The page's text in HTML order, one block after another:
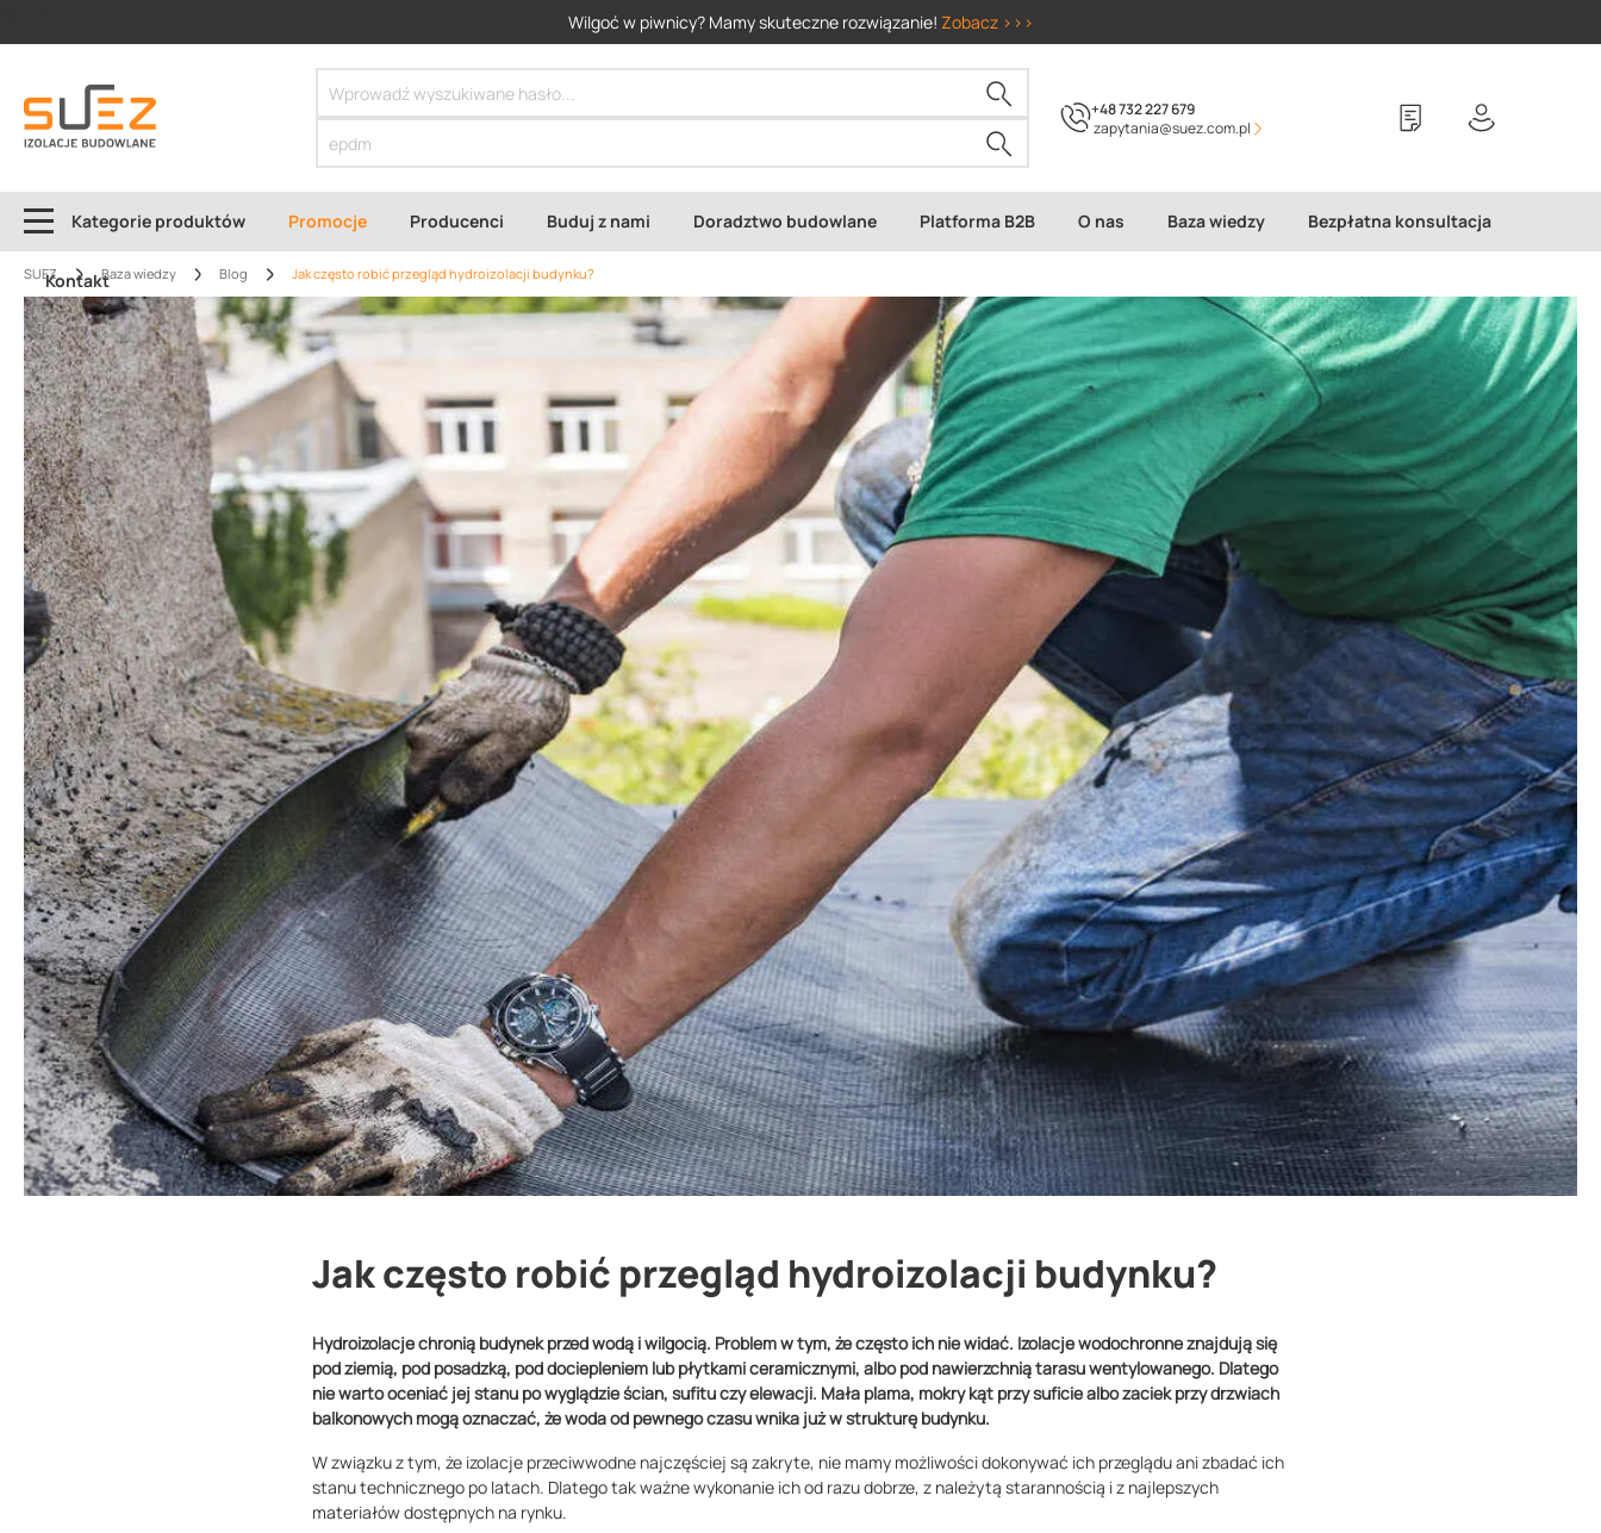
Wilgoć w piwnicy? Mamy skuteczne rozwiązanie! Zobacz >>>
+48 732 227 679
zapytania@suez.com.pl
Kategorie produktów Promocje Producenci Buduj z nami Doradztwo budowlane Platforma B2B O nas Baza wiedzy Bezpłatna konsultacja
Kontakt
SUEZ Baza wiedzy Blog Jak często robić przegląd hydroizolacji budynku?
Jak często robić przegląd hydroizolacji budynku?
Hydroizolacje chronią budynek przed wodą i wilgocią. Problem w tym, że często ich nie widać. Izolacje wodochronne znajdują się
pod ziemią, pod posadzką, pod dociepleniem lub płytkami ceramicznymi, albo pod nawierzchnią tarasu wentylowanego. Dlatego
nie warto oceniać jej stanu po wyglądzie ścian, sufitu czy elewacji. Mała plama, mokry kąt przy suficie albo zaciek przy drzwiach
balkonowych mogą oznaczać, że woda od pewnego czasu wnika już w strukturę budynku.
W związku z tym, że izolacje przeciwwodne najczęściej są zakryte, nie mamy możliwości dokonywać ich przeglądu ani zbadać ich
stanu technicznego po latach. Dlatego tak ważne wykonanie ich od razu dobrze, z należytą starannością i z najlepszych
materiałów dostępnych na rynku.